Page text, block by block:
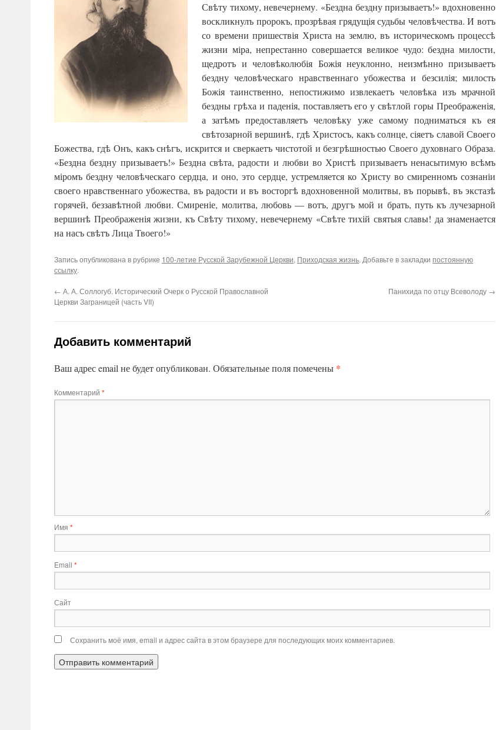
Свѣту тихому, невечернему. «Бездна бездну призываетъ!» вдохновенно
воскликнулъ пророкъ, прозрѣвая грядущія судьбы человѣчества. И вотъ
со времени пришествія Христа на землю, въ историческомъ процессѣ
жизни міра, непрестанно совершается великое чудо: бездна милости,
щедротъ и человѣколюбія Божія неуклонно, неизмѣнно призываетъ
бездну человѣческаго нравственнаго убожества и безсилія; милость
Божія таинственно, непостижимо извлекаетъ человѣка изъ мрачной
бездны грѣха и паденія, поставляетъ его у свѣтлой горы Преображенія,
а затѣмъ предоставляетъ человѣку уже самому подниматься къ ея
свѣтозарной вершинѣ, гдѣ Христосъ, какъ солнце, сіяетъ славой Своего
Божества, гдѣ Онъ, какъ снѣгъ, искрится и сверкаетъ чистотой и безгрѣшностью Своего духовнаго Образа.
«Бездна бездну призываетъ!» Бездна свѣта, радости и любви во Христѣ призываетъ ненасытимую всѣмъ
міромъ бездну человѣческаго сердца, и оно, это сердце, устремляется ко Христу во смиренномъ сознаніи
своего нравственнаго убожества, въ радости и въ восторгѣ вдохновенной молитвы, въ порывѣ, въ экстазѣ
горячей, беззавѣтной любви. Смиреніе, молитва, любовь — вотъ, другъ мой и брать, путь къ лучезарной
вершинѣ Преображенія жизни, къ Свѣту тихому, невечернему «Свѣте тихій святыя славы! да знаменается
на насъ свѣтъ Лица Твоего!»
Запись опубликована в рубрике 100-летие Русской Зарубежной Церкви, Приходская жизнь. Добавьте в закладки постоянную
ссылку.
← А. А. Соллогуб. Исторический Очерк о Русской Православной
Церкви Заграницей (часть VII)
Панихида по отцу Всеволоду →
Добавить комментарий
Ваш адрес email не будет опубликован. Обязательные поля помечены *
Комментарий *
Имя *
Email *
Сайт
Сохранить моё имя, email и адрес сайта в этом браузере для последующих моих комментариев.